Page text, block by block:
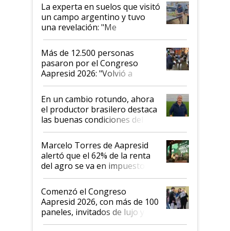
La experta en suelos que visitó
un campo argentino y tuvo
una revelación: "Me
impresionó mucho"
Más de 12.500 personas
pasaron por el Congreso
Aapresid 2026: "Volvió a
demostrar que hablar del
suelo es hablar de todo el
sistema productivo"
En un cambio rotundo, ahora
el productor brasilero destaca
las buenas condiciones del
agro argentino para invertir:
"Los veo más motivados"
Marcelo Torres de Aapresid
alertó que el 62% de la renta
del agro se va en impuestos:
"No es bueno que en
Argentina se sigan discutiendo
las mismas cosas de hace 50
años"
Comenzó el Congreso
Aapresid 2026, con más de 100
paneles, invitados de lujo y
todas las tendencias